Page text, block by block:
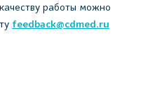
работы можно
feedback@cdmed.ru